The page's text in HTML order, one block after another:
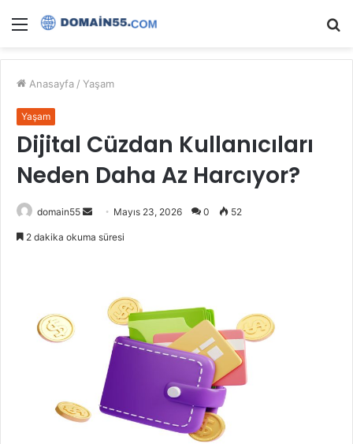
Menü
Anasayfa / Yaşam
Yaşam
Dijital Cüzdan Kullanıcıları
Neden Daha Az Harcıyor?
domain55
Bir
Mayıs 23, 2026 0 52
2 dakika okuma süresi